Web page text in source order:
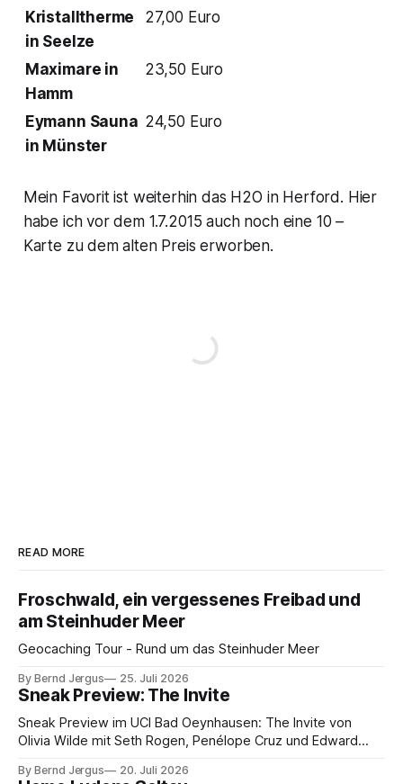
Kristalltherme
in Seelze
27,00 Euro
Maximare in
Hamm
23,50 Euro
Eymann Sauna
in Münster
24,50 Euro
Mein Favorit ist weiterhin das H2O in Herford. Hier
habe ich vor dem 1.7.2015 auch noch eine 10 –
Karte zu dem alten Preis erworben.
READ MORE
Froschwald, ein vergessenes Freibad und
am Steinhuder Meer
Geocaching Tour - Rund um das Steinhuder Meer
By Bernd Jergus 25. Juli 2026
Sneak Preview: The Invite
Sneak Preview im UCI Bad Oeynhausen: The Invite von
Olivia Wilde mit Seth Rogen, Penélope Cruz und Edward
By Bernd Jergus 20. Juli 2026